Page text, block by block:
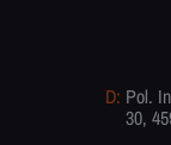
D: Pol.
30,